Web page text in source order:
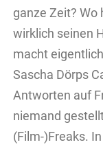
ganze Zeit? Wo
wirklich seinen
macht
Sascha Dörps
Antworten auf
niemand
(Film-)Freaks.